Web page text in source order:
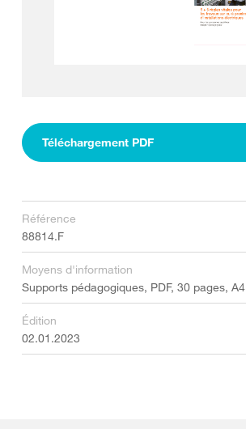
Téléchargement PDF
Référence
88814.F
Moyens d'information
Supports pédagogiques, PDF, 30 pages, A4
Édition
02.01.2023